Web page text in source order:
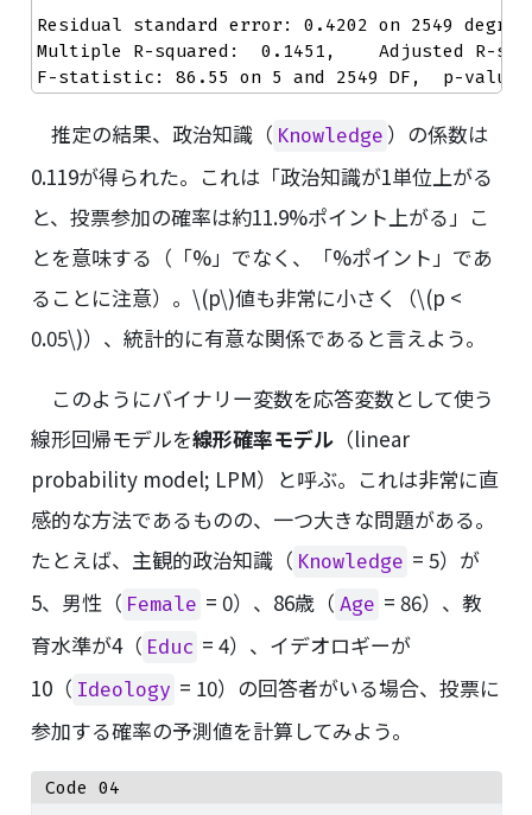
Residual standard error: 0.4202 on 2549
Multiple R-squared:  0.1451,    Adjusted R-
F-statistic: 86.55 on 5 and 2549 DF,  p-value:
推定の結果、政治知識（ Knowledge ）の係数は
0.119が得られた。これは「政治知識が1単位上がる
と、投票参加の確率は約11.9%ポイント上がる」こ
とを意味する（「%」でなく、「%ポイント」であ
ることに注意）。 \(p\)値も非常に小さく（\(p <
0.05\)）、統計的に有意な関係であると言えよう。
このようにバイナリー変数を応答変数として使う
線形回帰モデルを線形確率モデル（linear
probability model; LPM）と呼ぶ。これは非常に直
感的な方法であるものの、一つ大きな問題がある。
たとえば、主観的政治知識（ Knowledge = 5）が
5、男性（ Female = 0）、86歳（ Age = 86）、教
育水準が4（ Educ = 4）、イデオロギーが
10（ Ideology = 10）の回答者がいる場合、投票に
参加する確率の予測値を計算してみよう。
Code 04